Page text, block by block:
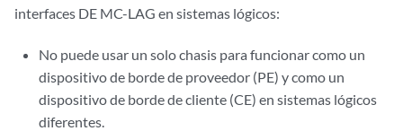
interfaces DE MC-LAG en sistemas lógicos:
No puede usar un solo chasis para funcionar como un
dispositivo de borde de proveedor (PE) y como un
dispositivo de borde de cliente (CE) en sistemas lógicos
diferentes.